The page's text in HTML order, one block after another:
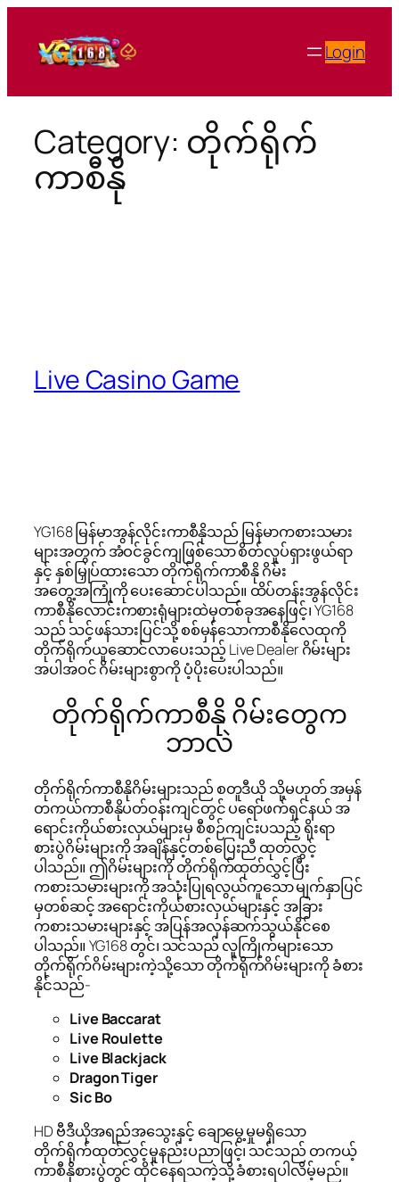
content
Login
Category: တိုက်ရိုက်
ကာစီနို
Live Casino Game
YG168 မြန်မာအွန်လိုင်းကာစီနိုသည် မြန်မာကစားသမား
များအတွက် အံဝင်ခွင်ကျဖြစ်သော စိတ်လှုပ်ရှားဖွယ်ရာ
နှင့် နှစ်မြှုပ်ထားသော တိုက်ရိုက်ကာစီနို ဂိမ်း
အတွေ့အကြုံကို ပေးဆောင်ပါသည်။ ထိပ်တန်းအွန်လိုင်း
ကာစီနိုလောင်းကစားရုံများထဲမှတစ်ခုအနေဖြင့်၊ YG168
သည် သင့်ဖန်သားပြင်သို့ စစ်မှန်သောကာစီနိုလေထုကို
တိုက်ရိုက်ယူဆောင်လာပေးသည့် Live Dealer ဂိမ်းများ
အပါအဝင် ဂိမ်းများစွာကို ပံ့ပိုးပေးပါသည်။
တိုက်ရိုက်ကာစီနို ဂိမ်းတွေက
ဘာလဲ
တိုက်ရိုက်ကာစီနိုဂိမ်းများသည် စတူဒီယို သို့မဟုတ် အမှန်
တကယ်ကာစီနိုပတ်ဝန်းကျင်တွင် ပရော်ဖက်ရှင်နယ် အ
ရောင်းကိုယ်စားလှယ်များမှ စီစဉ်ကျင်းပသည့် ရိုးရာ
စားပွဲဂိမ်းများကို အချိန်နှင့်တစ်ပြေးညီ ထုတ်လွှင့်
ပါသည်။ ဤဂိမ်းများကို တိုက်ရိုက်ထုတ်လွှင့်ပြီး
ကစားသမားများကို အသုံးပြုရလွယ်ကူသော မျက်နှာပြင်
မှတစ်ဆင့် အရောင်းကိုယ်စားလှယ်များနှင့် အခြား
ကစားသမားများနှင့် အပြန်အလှန်ဆက်သွယ်နိုင်စေ
ပါသည်။ YG168 တွင်၊ သင်သည် လူကြိုက်များသော
တိုက်ရိုက်ဂိမ်းများကဲ့သို့သော တိုက်ရိုက်ဂိမ်းများကို ခံစား
နိုင်သည်-
Live Baccarat
Live Roulette
Live Blackjack
Dragon Tiger
Sic Bo
HD ဗီဒီယိုအရည်အသွေးနှင့် ချောမွေ့မှုမရှိသော
တိုက်ရိုက်ထုတ်လွှင့်မှုနည်းပညာဖြင့်၊ သင်သည် တကယ့်
ကာစီနိုစားပွဲတွင် ထိုင်နေရသကဲ့သို့ ခံစားရပါလိမ့်မည်။